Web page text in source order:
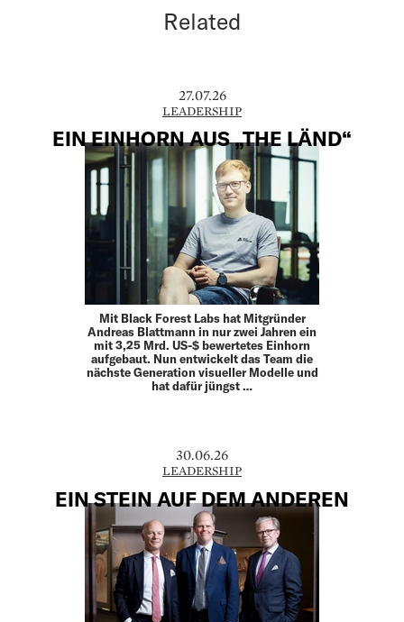
Related
27.07.26
LEADERSHIP
EIN EINHORN AUS „THE LÄND“
Mit Black Forest Labs hat Mitgründer
Andreas Blattmann in nur zwei Jahren ein
mit 3,25 Mrd. US-$ bewertetes Einhorn
aufgebaut. Nun entwickelt das Team die
nächste Generation visueller Modelle und
hat dafür jüngst …
30.06.26
LEADERSHIP
EIN STEIN AUF DEM ANDEREN